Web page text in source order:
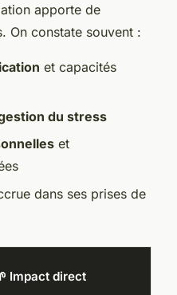
apporte de
On constate souvent :
et capacités
du stress
et
dans ses prises de
Impact direct